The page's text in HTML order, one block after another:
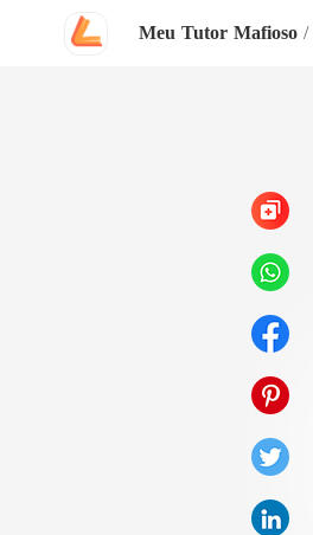
Meu Tutor Mafioso /